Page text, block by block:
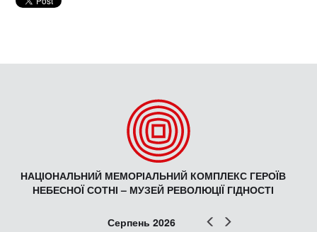
НАЦІОНАЛЬНИЙ МЕМОРІАЛЬНИЙ КОМПЛЕКС ГЕРОЇВ
НЕБЕСНОЇ СОТНІ – МУЗЕЙ РЕВОЛЮЦІЇ ГІДНОСТІ
Попер
Серпень 2026